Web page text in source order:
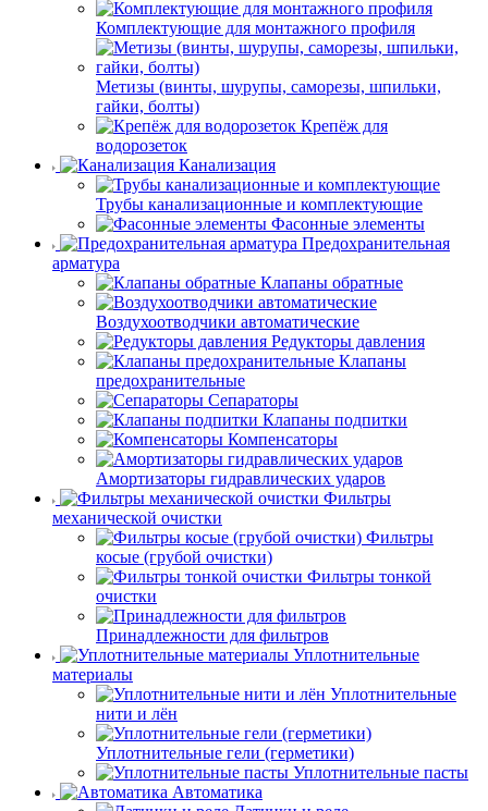
Комплектующие для монтажного профиля
Метизы (винты, шурупы, саморезы, шпильки,
гайки, болты)
Крепёж для
водорозеток
Канализация
Трубы канализационные и комплектующие
Фасонные элементы
Предохранительная
арматура
Клапаны обратные
Воздухоотводчики автоматические
Редукторы давления
Клапаны
предохранительные
Сепараторы
Клапаны подпитки
Компенсаторы
Амортизаторы гидравлических ударов
Фильтры
механической очистки
Фильтры
косые (грубой очистки)
Фильтры тонкой
очистки
Принадлежности для фильтров
Уплотнительные
материалы
Уплотнительные
нити и лён
Уплотнительные гели (герметики)
Уплотнительные пасты
Автоматика